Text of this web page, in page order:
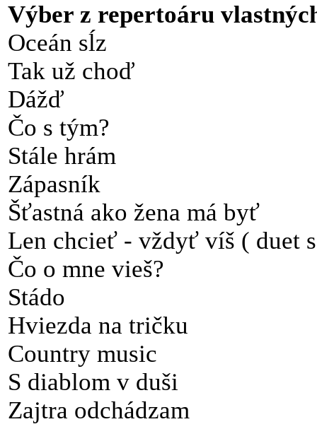
Výber z repertoáru
Oceán sĺz
Tak už choď
Dážď
Čo s tým?
Stále hrám
Zápasník
Šťastná ako žena má byť
Len chcieť - vždyť víš ( duet
Čo o mne vieš?
Stádo
Hviezda na tričku
Country music
S diablom v duši
Zajtra odchádzam